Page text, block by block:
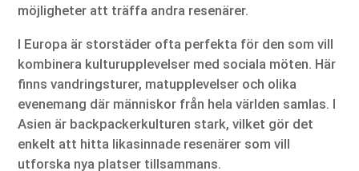
möjligheter att träffa andra resenärer.
I Europa är storstäder ofta perfekta för den som vill
kombinera kulturupplevelser med sociala möten. Här
finns vandringsturer, matupplevelser och olika
evenemang där människor från hela världen samlas. I
Asien är backpackerkulturen stark, vilket gör det
enkelt att hitta likasinnade resenärer som vill
utforska nya platser tillsammans.